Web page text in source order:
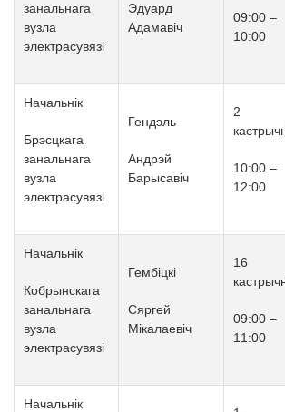
занальнага
вузла
электрасувязі
Эдуард
Адамавіч
09:00 –
10:00
Начальнік
Брэсцкага
занальнага
вузла
электрасувязі
Гендэль
Андрэй
Барысавіч
2
10:00 –
12:00
Начальнік
Кобрынскага
занальнага
вузла
электрасувязі
Гембiцкi
Сяргей
Мiкалаевiч
16
09:00 –
11 :00
Начальнік